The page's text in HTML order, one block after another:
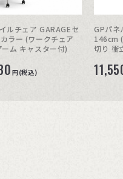
ルチェア GARAGEセ
ラー (ワークチェア
ーム キャスター付)
円(税込)
GPパネ
146cm
切り 衝